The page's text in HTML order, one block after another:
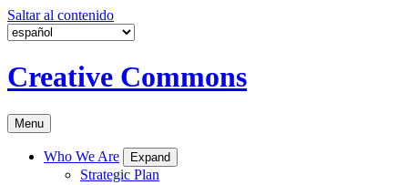
Saltar al contenido
Creative Commons
Menu
Who We Are Expand
Strategic Plan